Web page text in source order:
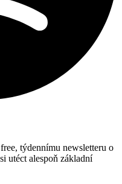
týdennímu newsletteru o
utéct alespoň základní